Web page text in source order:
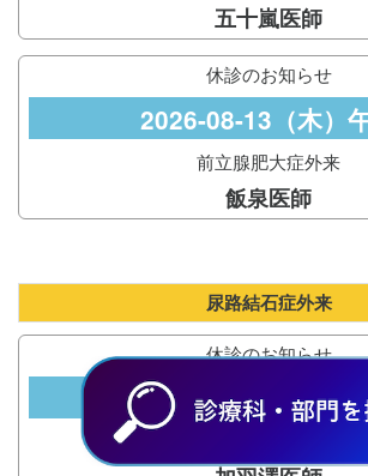
五十嵐医師
休診のお知らせ
2026-08-13（木）
前立腺肥大症外来
飯泉医師
尿路結石症外来
休診のお知らせ
2026-08-22（土